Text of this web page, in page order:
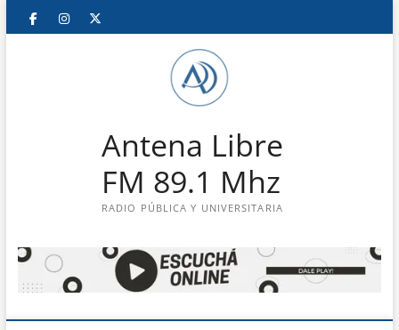
Saltar
FacebookInstagram
Antena Libre
FM 89.1 Mhz
RADIO PÚBLICA Y UNIVERSITARIA